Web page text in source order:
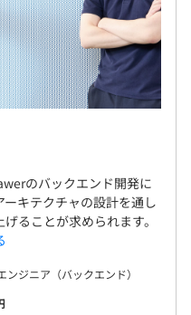
のバックエンド開発に
キテクチャの設計を通し
ることが求められます。
ジニア（バックエンド）